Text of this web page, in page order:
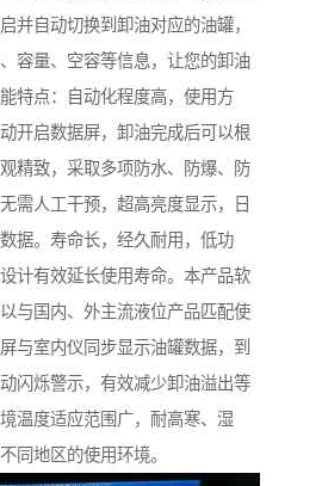
并自动切换到卸油对应的油罐，
容量、空容等信息，让您的卸油
特点：自动化程度高，使用方
开启数据屏，卸油完成后可以根
精致，采取多项防水、防爆、防
需人工干预，超高亮度显示，日
据。寿命长，经久耐用，低功
计有效延长使用寿命。本产品软
与国内、外主流液位产品匹配使
与室内仪同步显示油罐数据，到
闪烁警示，有效减少卸油溢出等
温度适应范围广，耐高寒、湿
同地区的使用环境。